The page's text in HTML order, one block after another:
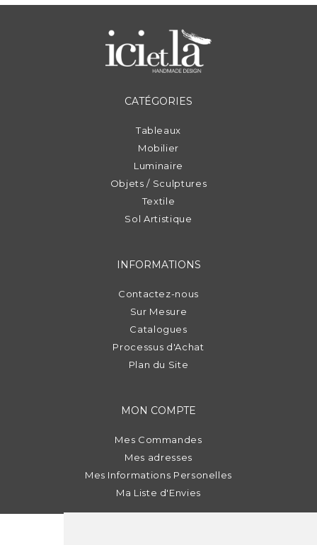
CATÉGORIES
Tableaux
Mobilier
Luminaire
Objets / Sculptures
Textile
Sol Artistique
INFORMATIONS
Contactez-nous
Sur Mesure
Catalogues
Processus d'Achat
Plan du Site
MON COMPTE
Mes Commandes
Mes adresses
Mes Informations Personelles
Ma Liste d'Envies